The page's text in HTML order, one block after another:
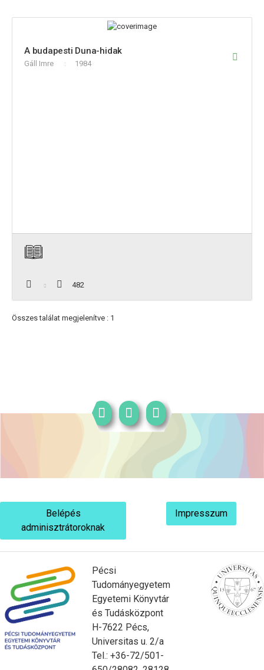
A budapesti Duna-hidak
Gáll Imre 1984
482
Összes találat megjelenítve : 1
Belépés
adminisztrátoroknak
Impresszum
Pécsi
Tudományegyetem
Egyetemi Könyvtár
és Tudásközpont
H-7622 Pécs,
Universitas u. 2/a
Tel.: +36-72/501-